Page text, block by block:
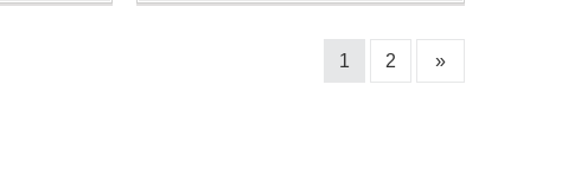
1 2 »